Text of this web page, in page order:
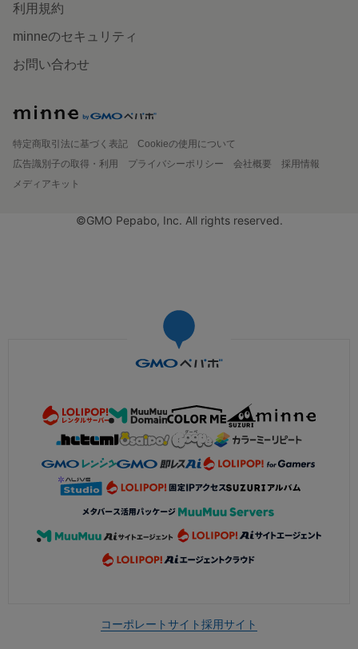
利用規約
minneのセキュリティ
お問い合わせ
特定商取引法に基づく表記
Cookieの使用について
広告識別子の取得・利用
プライバシーポリシー 会社概要
採用情報
メディアキット
©GMO Pepabo, Inc. All rights reserved.
コーポレートサイト採用サイト